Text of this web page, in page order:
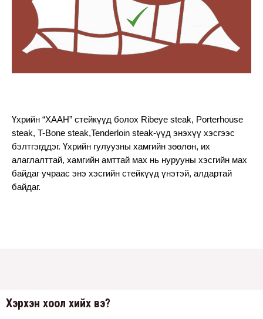
Үхрийн “ХААН” стейкүүд болох Ribeye steak, Porterhouse
steak, T-Bone steak,Tenderloin steak-үүд энэхүү хэсгээс
бэлтгэгддэг. Үхрийн гулуузны хамгийн зөөлөн, их
алаглалттай, хамгийн амттай мах нь нурууны хэсгийн мах
байдаг учраас энэ хэсгийн стейкүүд үнэтэй, алдартай
байдаг.
Хэрхэн хоол хийх вэ?